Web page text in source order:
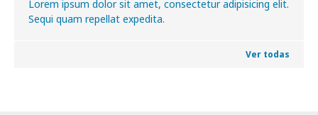
Lorem ipsum dolor sit amet, consectetur adipisicing elit.
Sequi quam repellat expedita.
Ver todas